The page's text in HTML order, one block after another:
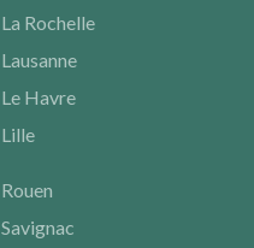
La Rochelle
Lausanne
Le Havre
Lille
Rouen
Savignac